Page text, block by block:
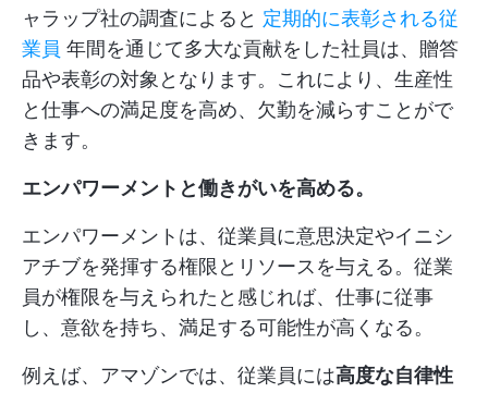
ャラップ社の調査によると 定期的に表彰される従
業員 年間を通じて多大な貢献をした社員は、贈答
品や表彰の対象となります。これにより、生産性
と仕事への満足度を高め、欠勤を減らすことがで
きます。
エンパワーメントと働きがいを高める。
エンパワーメントは、従業員に意思決定やイニシ
アチブを発揮する権限とリソースを与える。従業
員が権限を与えられたと感じれば、仕事に従事
し、意欲を持ち、満足する可能性が高くなる。
例えば、アマゾンでは、従業員には高度な自律性